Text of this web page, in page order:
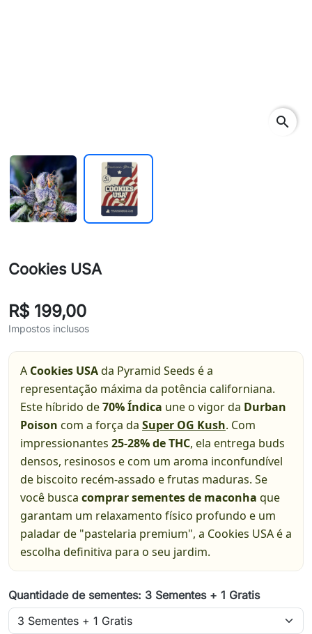
search
Cookies USA
R$ 199,00
Impostos inclusos
A Cookies USAda Pyramid Seeds é a
representação máxima da potência californiana.
Este híbrido de70% Índica une o vigor da Durban
Poison com a força da Super OG Kush. Com
impressionantes 25-28% de THC, ela entrega buds
densos, resinosos e com um aroma inconfundível
de biscoito recém-assado e frutas maduras. Se
você busca comprar sementes de maconha que
garantam um relaxamento físico profundo e um
paladar de "pastelaria premium", a Cookies USA é a
escolha definitiva para o seu jardim.
Quantidade de sementes: 3 Sementes + 1 Gratis